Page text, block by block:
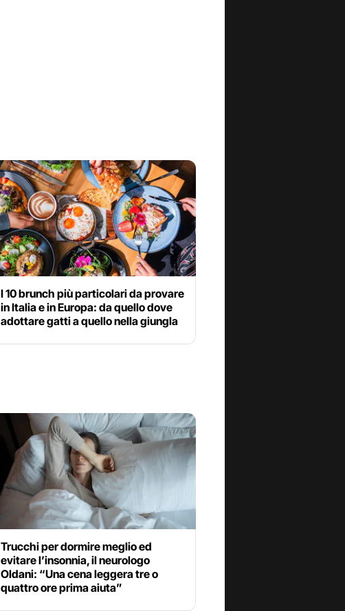
I 10 brunch più particolari da provare
in Italia e in Europa: da quello dove
adottare gatti a quello nella giungla
Trucchi per dormire meglio ed
evitare l’insonnia, il neurologo
Oldani: “Una cena leggera tre o
quattro ore prima aiuta”